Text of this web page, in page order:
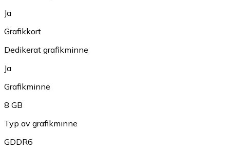
Ja
Grafikkort
Dedikerat grafikminne
Ja
Grafikminne
8 GB
Typ av grafikminne
GDDR6